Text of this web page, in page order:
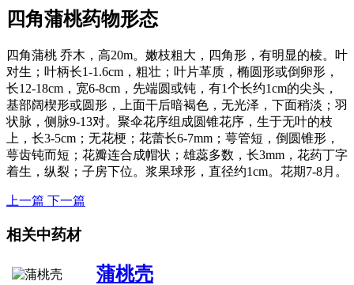
四角蒲桃药物形态
四角蒲桃 乔木，高20m。嫩枝粗大，四角形，有明显的棱。叶
对生；叶柄长1-1.6cm，粗壮；叶片革质，椭圆形或倒卵形，
长12-18cm，宽6-8cm，先端圆或钝，有1个长约1cm的尖头，
基部阔楔形或圆形，上面干后暗褐色，无光泽，下面稍淡；羽
状脉，侧脉9-13对。聚伞花序组成圆锥花序，生于无叶的枝
上，长3-5cm；无花梗；花蕾长6-7mm；萼管短，倒圆锥形，
萼齿钝而短；花瓣连合成帽状；雄蕊多数，长3mm，花药丁字
着生，纵裂；子房下位。浆果球形，直径约1cm。花期7-8月。
上一篇 下一篇
相关中药材
蒲桃壳